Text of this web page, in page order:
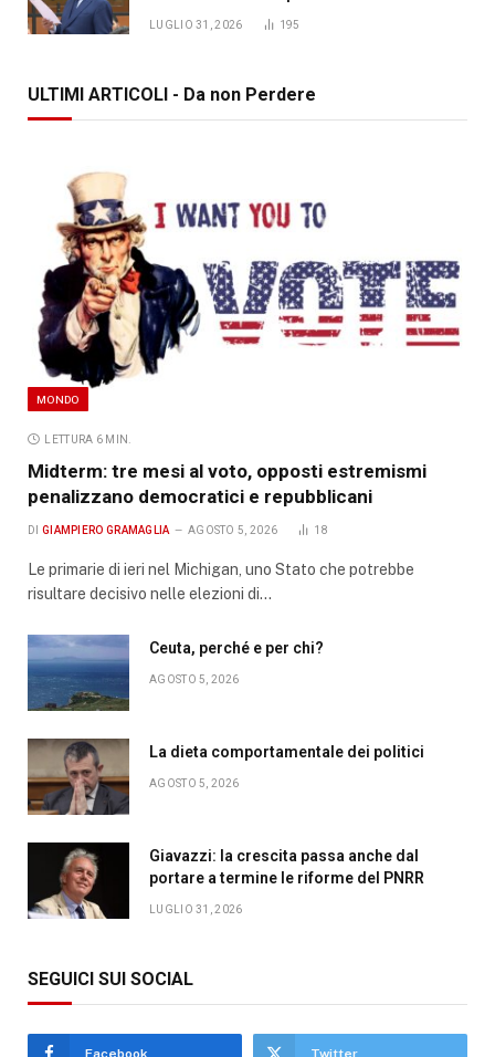
LUGLIO 31, 2026 195
ULTIMI ARTICOLI - Da non Perdere
MONDO
LETTURA 6 MIN.
Midterm: tre mesi al voto, opposti estremismi
penalizzano democratici e repubblicani
DI GIAMPIERO GRAMAGLIA AGOSTO 5, 2026 18
Le primarie di ieri nel Michigan, uno Stato che potrebbe
risultare decisivo nelle elezioni di…
Ceuta, perché e per chi?
AGOSTO 5, 2026
La dieta comportamentale dei politici
AGOSTO 5, 2026
Giavazzi: la crescita passa anche dal
portare a termine le riforme del PNRR
LUGLIO 31, 2026
SEGUICI SUI SOCIAL
Facebook Twitter